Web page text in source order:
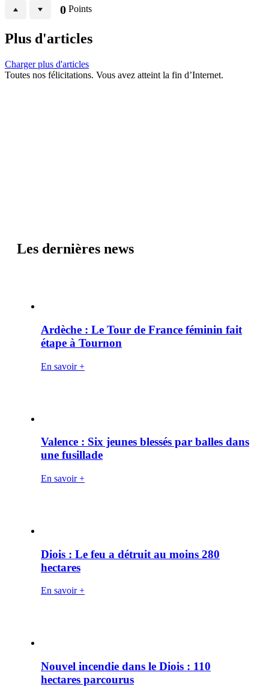
0 Points
Plus d'articles
Charger plus d'articles
Toutes nos félicitations. Vous avez atteint la fin d’Internet.
Les dernières news
Ardèche : Le Tour de France féminin fait
étape à Tournon
En savoir +
Valence : Six jeunes blessés par balles dans
une fusillade
En savoir +
Diois : Le feu a détruit au moins 280
hectares
En savoir +
Nouvel incendie dans le Diois : 110
hectares parcourus